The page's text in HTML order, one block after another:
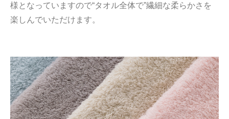
様となっていますので“タオル全体で”繊細な柔らかさを
楽しんでいただけます。